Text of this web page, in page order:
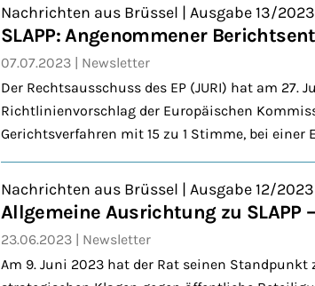
Nachrichten aus Brüssel | Ausgabe 13/2023
SLAPP: Angenommener
07.07.2023
Newsletter
Der Rechtsausschuss des EP (JURI) hat am
Richtlinienvorschlag der Europäischen
Gerichtsverfahren mit 15 zu 1 Stimme, bei
Nachrichten aus Brüssel | Ausgabe 12/2023
Allgemeine Ausrichtung zu SLAPP
23.06.2023
Newsletter
Am 9. Juni 2023 hat der Rat seinen